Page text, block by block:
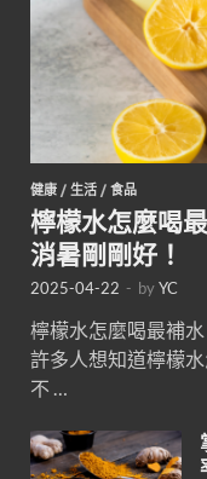
健康 / 生活 / 食品
檸檬水怎麼喝
消暑剛剛好！
2025-04-22 - byYC
檸檬水怎麼喝最補
許多人想知道檸檬
不 …